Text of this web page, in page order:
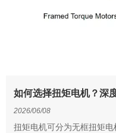
如何选择扭矩电机？深
2026/06/08
扭矩电机可分为无框扭矩